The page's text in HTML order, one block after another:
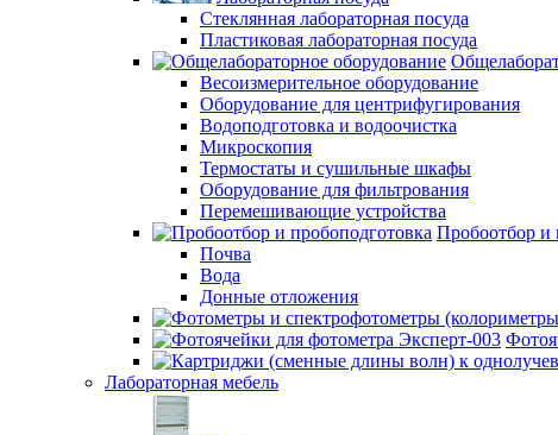
Стеклянная лабораторная посуда
Пластиковая лабораторная посуда
Весоизмерительное оборудование
Оборудование для центрифугирования
Водоподготовка и водоочистка
Микроскопия
Термостаты и сушильные шкафы
Оборудование для фильтрования
Перемешивающие устройства
Пробоотбор и
Почва
Вода
Донные отложения
Лабораторная мебель